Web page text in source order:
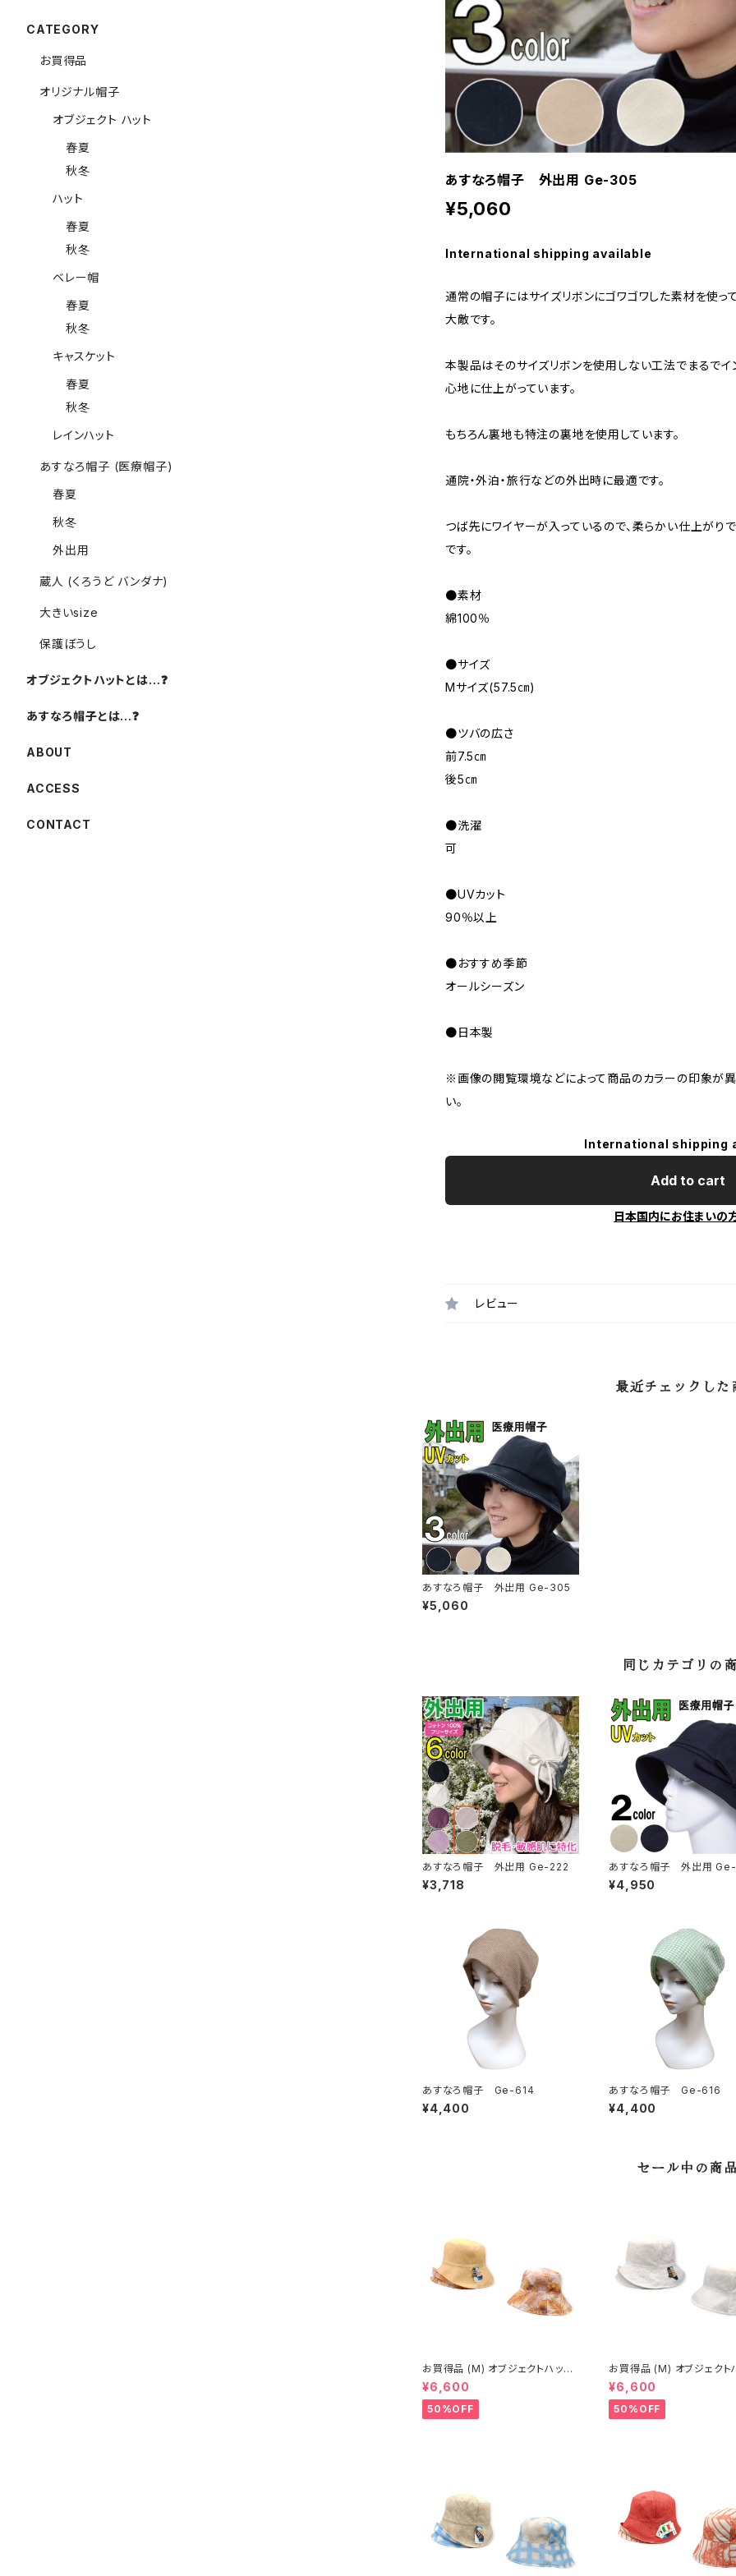
あすなろ帽子 外出用 Ge-305
¥5,060
International shipping available
通常の帽子にはサイズリボンにゴワゴワした素材を使っ
大敵です。
本製品はそのサイズリボンを使用しない工法でまるでイ
心地に仕上がっています。
もちろん裏地も特注の裏地を使用しています。
通院・外泊・旅行などの外出時に最適です。
つば先にワイヤーが入っているので、柔らかい仕上がり
です。
●素材
綿100％
●サイズ
Mサイズ(57.5㎝)
●ツバの広さ
前7.5㎝
後5㎝
●洗濯
可
●UVカット
90％以上
●おすすめ季節
オールシーズン
●日本製
※画像の閲覧環境などによって商品のカラーの印象が
い。
International shipping
Add to cart
日本国内にお住まいの
レビュー
最近チェックした
あすなろ帽子 外出用 Ge-305
¥5,060
同じカテゴリの
あすなろ帽子 外出用 Ge-222
¥3,718
あすなろ帽
¥4,950
あすなろ帽子 Ge-614
¥4,400
あすなろ帽子 Ge-616
¥4,400
セール中の商
お買得品 (M) オブジェクトハット
(春夏) 15-14503
¥6,600
50%OFF
お買得品 (M) オブジェクトハット
(春夏) 15-14414
¥6,600
50%OFF
CATEGORY
お買得品
オリジナル帽子
オブジェクト ハット
春夏
秋冬
ハット
春夏
秋冬
ベレー帽
春夏
秋冬
キャスケット
春夏
秋冬
レインハット
あすなろ帽子 (医療帽子)
春夏
秋冬
外出用
蔵人 (くろうど バンダナ)
大きいsize
保護ぼうし
オブジェクトハットとは…❓️
あすなろ帽子とは…❓️
ABOUT
ACCESS
CONTACT